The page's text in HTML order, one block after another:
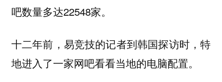
吧数量多达22548家。
十二年前，易竞技的记者到韩国探访时，特
地进入了一家网吧看看当地的电脑配置。